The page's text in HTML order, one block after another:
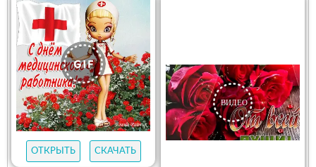
ОТКРЫТЬ СКАЧАТЬ